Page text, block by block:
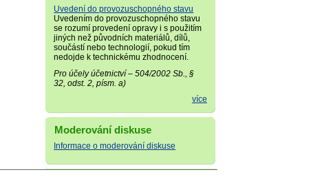
Uvedení do provozuschopného stavu
Uvedením do provozuschopného stavu
se rozumí provedení opravy i s použitím
jiných než původních materiálů, dílů,
součástí nebo technologií, pokud tím
nedojde k technickému zhodnocení.
Pro účely účetnictví – 504/2002 Sb., §
32, odst. 2, písm. a)
více
Moderování diskuse
Informace o moderování diskuse